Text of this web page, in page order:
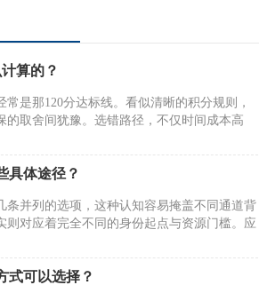
算的？
是那120分达标线。看似清晰的积分规则，
的取舍间犹豫。选错路径，不仅时间成本高
具体途径？
条并列的选项，这种认知容易掩盖不同通道背
则对应着完全不同的身份起点与资源门槛。应
式可以选择？